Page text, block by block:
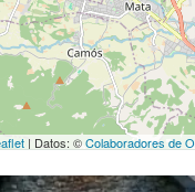
| Datos: ©Colaboradores de